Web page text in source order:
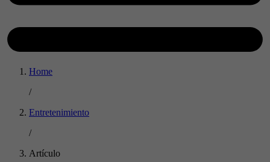
Home
/
Entretenimiento
/
Artículo